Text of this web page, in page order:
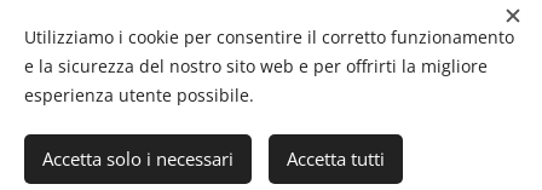
Cookies
Utilizziamo i cookie per consentire il corretto funzionamento
e la sicurezza del nostro sito web e per offrirti la migliore
esperienza utente possibile.
Accetta solo i necessari Accetta tutti